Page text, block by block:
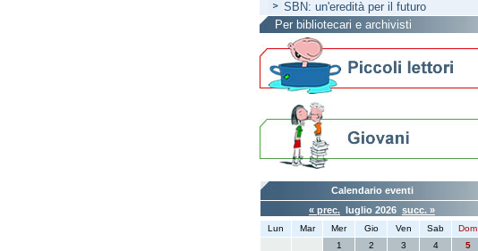
SBN: un'eredità per il futuro
Per bibliotecari e archivisti
Calendario eventi
« prec. luglio 2026 succ. »
Lun Mar Mer Gio Ven Sab
Dom
1
2 3 4 5